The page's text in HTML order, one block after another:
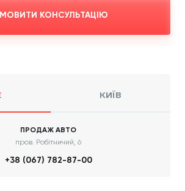
КОНСУЛЬТАЦІЮ
КИЇВ
ПРОДАЖ АВТО
пров. Робітничий, 6
+38 (067) 782-87-00